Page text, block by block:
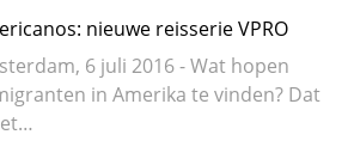
nieuwe reisserie VPRO
6 juli 2016 - Wat hopen
in Amerika te vinden? Dat